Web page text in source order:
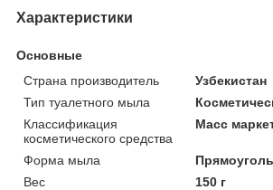
Характеристики
Основные
Страна производитель
Узбекистан
Тип туалетного мыла
Классификация
косметического средства
Масс
Форма мыла
Вес
150 г